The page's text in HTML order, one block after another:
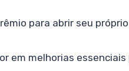
para abrir seu
em melhorias essenciais